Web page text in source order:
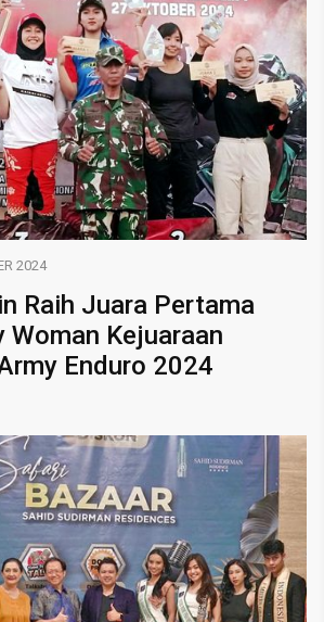
2024
Raih Juara Pertama
Woman Kejuaraan
Enduro 2024